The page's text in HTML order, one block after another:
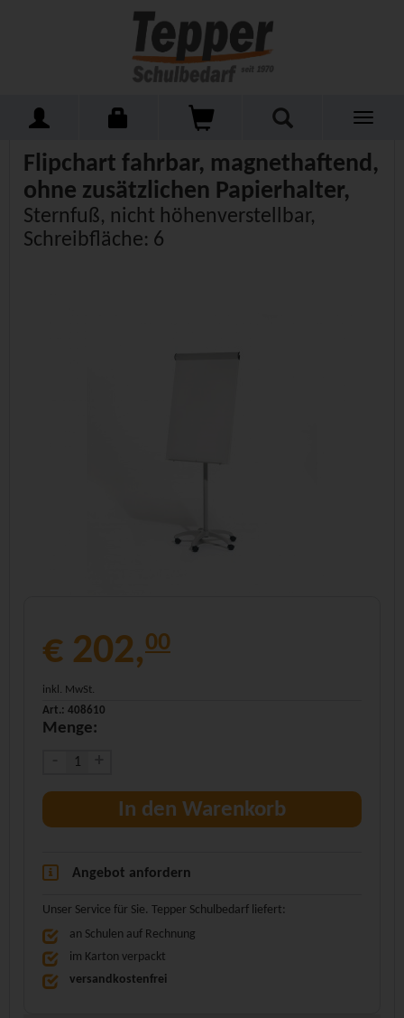
Toggle
Home Schulmöbel Kleinmöbel
Flipchart fahrbar, magnethaftend,
ohne zusätzlichen Papierhalter,
Sternfuß, nicht höhenverstellbar,
Schreibfläche: 6
€ 202,00
inkl. MwSt.
Art.: 408610
Menge:
In den Warenkorb
Angebot anfordern
Unser Service für Sie. Tepper Schulbedarf liefert:
an Schulen auf Rechnung
im Karton verpackt
versandkostenfrei